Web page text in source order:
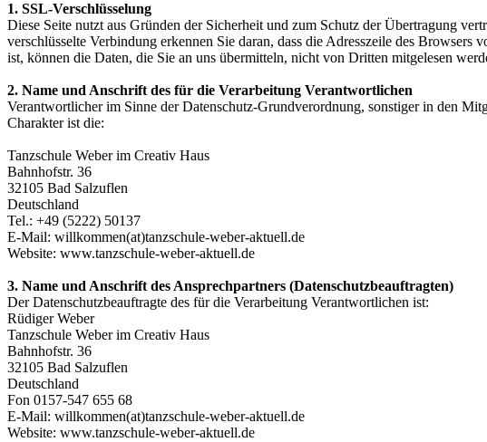
1. SSL-Verschlüsselung
Diese Seite nutzt aus Gründen der Sicherheit und zum Schutz der Übertragung
verschlüsselte Verbindung erkennen Sie daran, dass die Adresszeile des
ist, können die Daten, die Sie an uns übermitteln, nicht von Dritten mitgelesen
2. Name und Anschrift des für die Verarbeitung Verantwortlichen
Verantwortlicher im Sinne der Datenschutz-Grundverordnung, sonstiger in den
Charakter ist die:
Tanzschule Weber im Creativ Haus
Bahnhofstr. 36
32105 Bad Salzuflen
Deutschland
Tel.: +49 (5222) 50137
E-Mail: willkommen(at)tanzschule-weber-aktuell.de
Website: www.tanzschule-weber-aktuell.de
3. Name und Anschrift des Ansprechpartners (Datenschutzbeauftragten)
Der Datenschutzbeauftragte des für die Verarbeitung Verantwortlichen ist:
Rüdiger Weber
Tanzschule Weber im Creativ Haus
Bahnhofstr. 36
32105 Bad Salzuflen
Deutschland
Fon 0157-547 655 68
E-Mail: willkommen(at)tanzschule-weber-aktuell.de
Website: www.tanzschule-weber-aktuell.de